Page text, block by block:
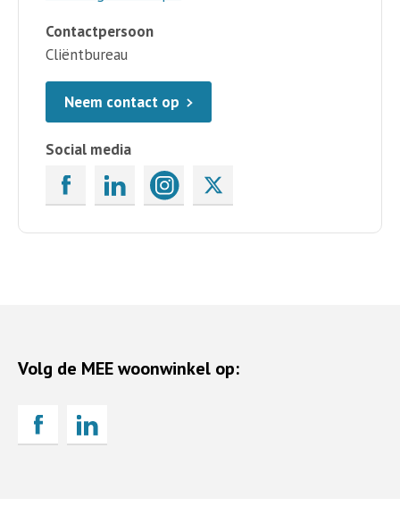
Contactpersoon
Cliëntbureau
Neem contact op
Social media
Volg de MEE woonwinkel op: